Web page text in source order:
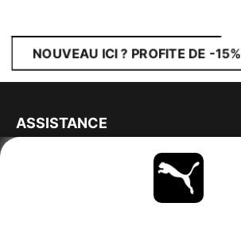
NOUVEAU ICI ? PROFITE DE -15%
ASSISTANCE